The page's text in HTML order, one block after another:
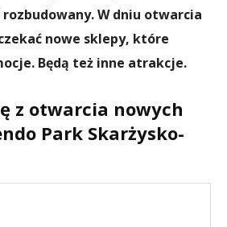
W dniu otwarcia
nowe sklepy, które
Będą też inne atrakcje.
z otwarcia nowych
Park Skarżysko-